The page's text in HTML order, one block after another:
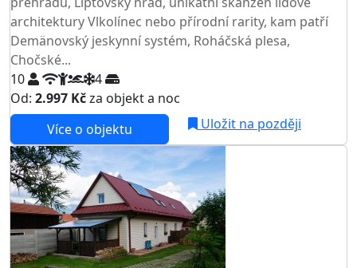
architektury Vlkolínec nebo přírodní rarity, kam patří
Demänovský jeskynní systém, Roháčská plesa,
Chočské...
10
4
Od: 2.997 Kčza objekt a noc
Více o objektu
Uložit na později